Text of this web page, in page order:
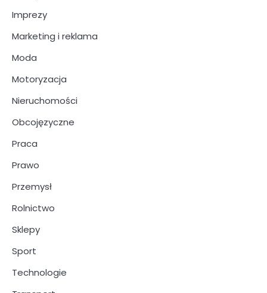
Imprezy
Marketing i reklama
Moda
Motoryzacja
Nieruchomości
Obcojęzyczne
Praca
Prawo
Przemysł
Rolnictwo
Sklepy
Sport
Technologie